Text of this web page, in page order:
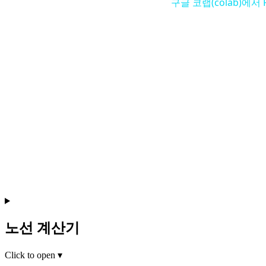
노선 계산기
Click to open ▾